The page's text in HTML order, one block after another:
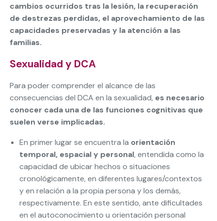
cambios ocurridos tras la lesión, la recuperación
de destrezas perdidas, el aprovechamiento de las
capacidades preservadas y la atención a las
familias.
Sexualidad y DCA
Para poder comprender el alcance de las
consecuencias del DCA en la sexualidad, es necesario
conocer cada una de las funciones cognitivas que
suelen verse implicadas.
En primer lugar se encuentra la orientación
temporal, espacial y personal, entendida como la
capacidad de ubicar hechos o situaciones
cronológicamente, en diferentes lugares/contextos
y en relación a la propia persona y los demás,
respectivamente. En este sentido, ante dificultades
en el autoconocimiento u orientación personal